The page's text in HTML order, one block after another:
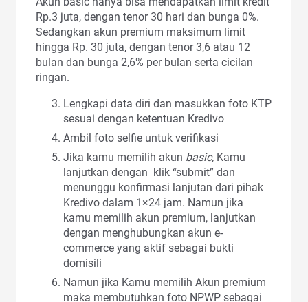
Rp.3 juta, dengan tenor 30 hari dan bunga 0%.
Sedangkan akun premium maksimum limit
hingga Rp. 30 juta, dengan tenor 3,6 atau 12
bulan dan bunga 2,6% per bulan serta cicilan
ringan.
Lengkapi data diri dan masukkan foto KTP
sesuai dengan ketentuan Kredivo
Ambil foto selfie untuk verifikasi
Jika kamu memilih akun basic, Kamu
lanjutkan dengan klik “submit” dan
menunggu konfirmasi lanjutan dari pihak
Kredivo dalam 1×24 jam. Namun jika
kamu memilih akun premium, lanjutkan
dengan menghubungkan akun e-
commerce yang aktif sebagai bukti
domisili
Namun jika Kamu memilih Akun premium
maka membutuhkan foto NPWP sebagai